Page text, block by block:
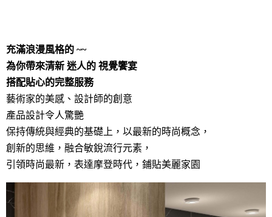
充滿浪漫風格的 ~~
為你帶來清新 迷人的 視覺饗宴
搭配貼心的完整服務
藝術家的美感、設計師的創意
產品設計令人驚艷
保持傳統與經典的基礎上，以最新的時尚概念，
創新的思維，融合敏銳流行元素，
引領時尚最新，表達摩登時代，鋪貼美麗家園